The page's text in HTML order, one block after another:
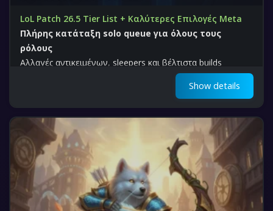
LoL Patch 26.5 Tier List + Καλύτερες Επιλογές Meta
Πλήρης κατάταξη solo queue για όλους τους
ρόλους
Αλλαγές αντικειμένων, sleepers και βέλτιστα builds
Show details